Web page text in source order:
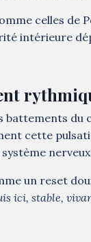
celles de
intérieure
battements du
cette
un reset
ici, stable,